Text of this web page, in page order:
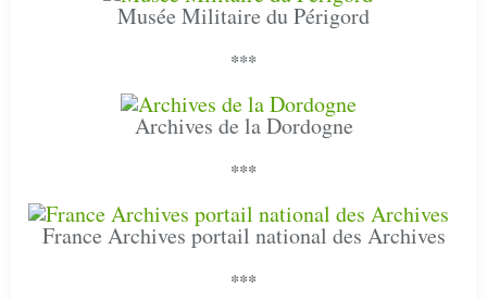
Musée Militaire du Périgord
***
Archives de la Dordogne
***
France Archives portail national des Archives
***